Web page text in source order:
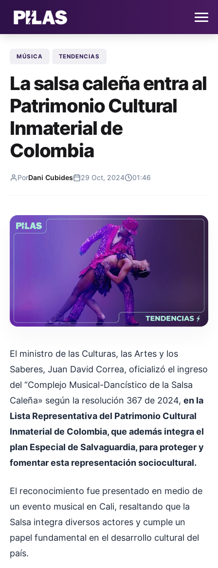
HOME
NOTICIAS
QUIÉNES SOMOS
CONTACTO
SUSCRÍBETE
MÚSICA TENDENCIAS
La salsa caleña entra al
Patrimonio Cultural
Inmaterial de
Colombia
PorDani Cubides 29 Oct, 2024 01:46
El ministro de las Culturas, las Artes y los
Saberes, Juan David Correa, oficializó el ingreso
del “Complejo Musical-Dancístico de la Salsa
Caleña» según la resolución 367 de 2024, en la
Lista Representativa del Patrimonio Cultural
Inmaterial de Colombia, que además integra el
plan Especial de Salvaguardia, para proteger y
fomentar esta representación sociocultural.
El reconocimiento fue presentado en medio de
un evento musical en Cali, resaltando que la
Salsa integra diversos actores y cumple un
papel fundamental en el desarrollo cultural del
país.